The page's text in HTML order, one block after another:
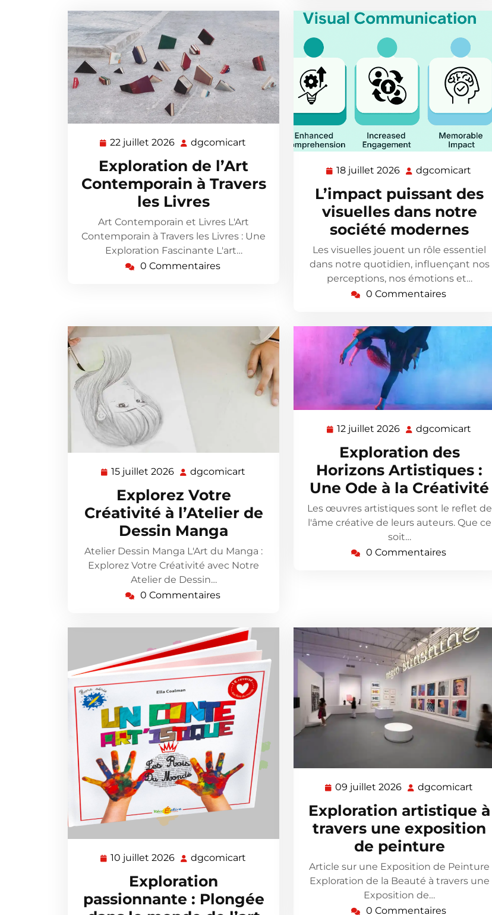
22 juillet 2026 22
juillet
2026
dgcomicart dgcomicart
Exploration de l’Art
Contemporain à Travers
les Livres
Art Contemporain et Livres L'Art
Contemporain à Travers les Livres : Une
Exploration Fascinante L'art…
0 Commentaires
18 juillet 2026 18
juillet
2026
dgcomicart
L’impact puissant des
visuelles dans notre
société modernes
Les visuelles jouent un rôle essentiel
dans notre quotidien, influençant nos
perceptions, nos émotions et…
0 Commentaires
15 juillet 2026 15
2026
dgcomicart
Explorez Votre
Créativité à l’Atelier de
Dessin Manga
Atelier Dessin Manga L'Art du Manga :
Explorez Votre Créativité avec Notre
Atelier de Dessin…
0 Commentaires
12 juillet 2026 12
juillet
2026
dgcomicart
Exploration des
Horizons Artistiques :
Une Ode à la Créativité
Les œuvres artistiques sont le reflet de
l'âme créative de leurs auteurs. Que ce
soit…
0 Commentaires
10 juillet 2026 10
juillet
2026
dgcomicart
Exploration
passionnante : Plongée
09 juillet 2026 09
juillet
2026
dgcomicart
Exploration artistique à
travers une exposition
de peinture
Article sur une Exposition de Peinture
Exploration de la Beauté à travers une
Exposition de…
0 Commentaires